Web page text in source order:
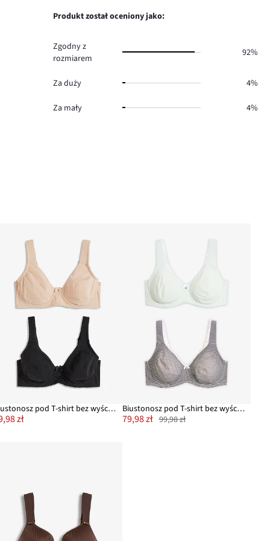
4.
głosów
Produkt został oceniony jako:
Zgodny z
rozmiarem
92%
Za duży 4%
Za mały 4%
Biustonosz pod T-shirt bez wyściełania z fiszbinami z bawełny organicznej (2 szt.)
zł
Biustonosz pod T-shirt bez wyściełania z fiszbinami, z bawełny organicznej (2 szt.)
79,98 zł 99,98 zł